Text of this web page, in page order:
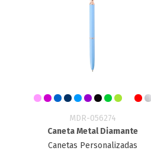
MDR-056274
Caneta Metal Diamante
Canetas Personalizadas